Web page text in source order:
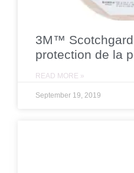
3M™
protection de la
READ MORE »
September 19, 2019